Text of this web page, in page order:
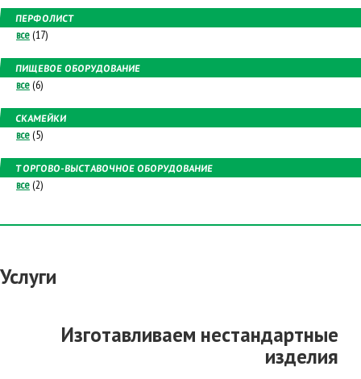
ПЕРФОЛИСТ
все (17)
ПИЩЕВОЕ ОБОРУДОВАНИЕ
все (6)
СКАМЕЙКИ
все (5)
ТОРГОВО-ВЫСТАВОЧНОЕ ОБОРУДОВАНИЕ
все (2)
Услуги
Изготавливаем нестандартные
изделия